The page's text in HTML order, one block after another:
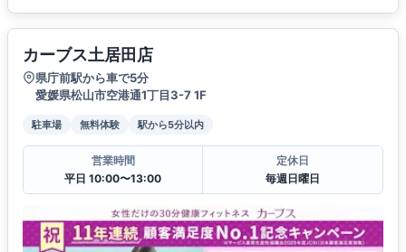
カーブス土居田店
県庁前駅から車で5分
愛媛県松山市空港通1丁目3-7 1F
駐車場 無料体験 駅から5分以内
営業時間
平日 10:00〜13:00
定休日
毎週日曜日